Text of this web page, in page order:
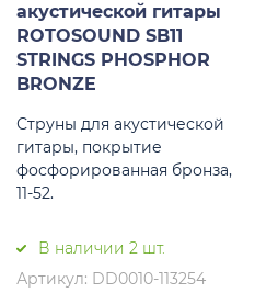
акустической гитары
ROTOSOUND SB11
STRINGS PHOSPHOR
BRONZE
Струны для акустической
гитары, покрытие
фосфорированная бронза,
11-52.
В наличии 2 шт.
Артикул: DD0010-113254